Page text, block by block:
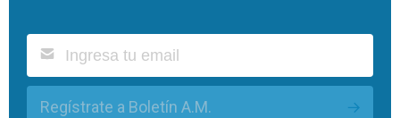
Regístrate a Boletín A.M.